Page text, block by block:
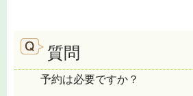
質問
予約は必要ですか？